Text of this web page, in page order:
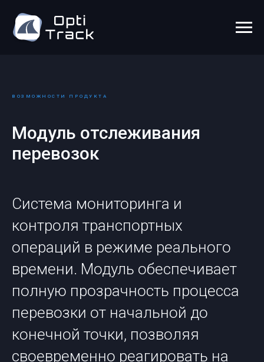
ВОЗМОЖНОСТИ ПРОДУКТА
Модуль отслеживания
перевозок
Система мониторинга и
контроля транспортных
операций в режиме реального
времени. Модуль обеспечивает
полную прозрачность процесса
перевозки от начальной до
конечной точки, позволяя
своевременно реагировать на